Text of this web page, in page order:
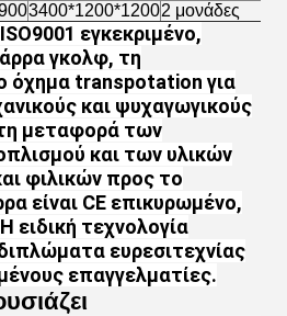
3400*1200*12002 μονάδες
εγκεκριμένο,
γκολφ, τη
όχημα transpotation για
και ψυχαγωγικούς
μεταφορά των
και των υλικών
φιλικών προς το
είναι CE επικυρωμένο,
Η ειδική τεχνολογία
ευρεσιτεχνίας
επαγγελματίες.